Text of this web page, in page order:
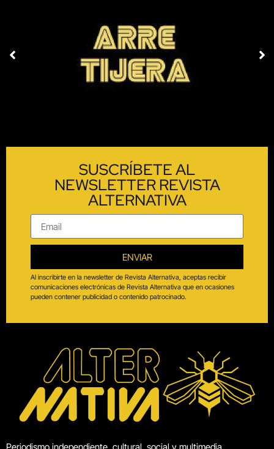
SUSCRÍBETE AL
NEWSLETTER REVISTA
ALTERNATIVA
ENVIAR
Al inscribirte en la newsletter de Revista Alternativa, aceptas recibir
comunicaciones electrónicas de Revista Alternativa que en ocasiones
pueden contener publicidad o contenido patrocinado.